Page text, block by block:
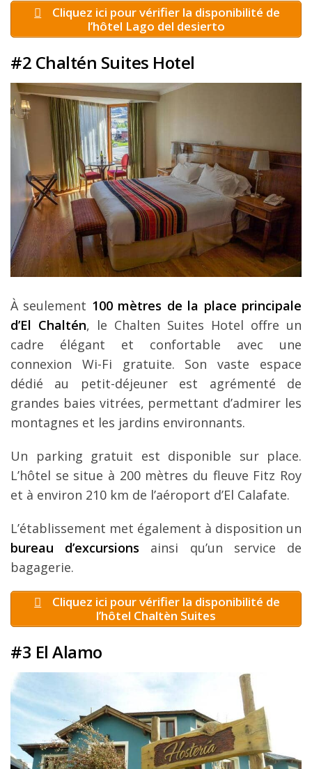
Cliquez ici pour vérifier la disponibilité de
l’hôtel Lago del desierto
#2 Chaltén Suites Hotel
À seulement 100 mètres de la place principale
d’El Chaltén, le Chalten Suites Hotel offre un
cadre élégant et confortable avec une
connexion Wi-Fi gratuite. Son vaste espace
dédié au petit-déjeuner est agrémenté de
grandes baies vitrées, permettant d’admirer les
montagnes et les jardins environnants.
Un parking gratuit est disponible sur place.
L’hôtel se situe à 200 mètres du fleuve Fitz Roy
et à environ 210 km de l’aéroport d’El Calafate.
L’établissement met également à disposition un
bureau d’excursions ainsi qu’un service de
bagagerie.
Cliquez ici pour vérifier la disponibilité de
l’hôtel Chaltèn Suites
#3 El Alamo